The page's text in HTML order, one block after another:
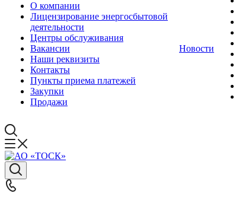
О компании
Лицензирование энергосбытовой
деятельности
Центры обслуживания
Вакансии
Наши реквизиты
Контакты
Пункты приема платежей
Закупки
Продажи
Новости